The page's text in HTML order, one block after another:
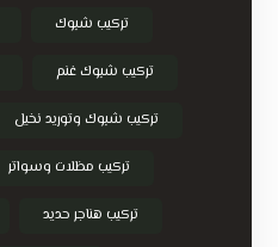
تركيب شبوك
تركيب شبوك غنم
تركيب شبوك وتوريد نخيل
تركيب مظلات وسواتر
تركيب هناجر حديد